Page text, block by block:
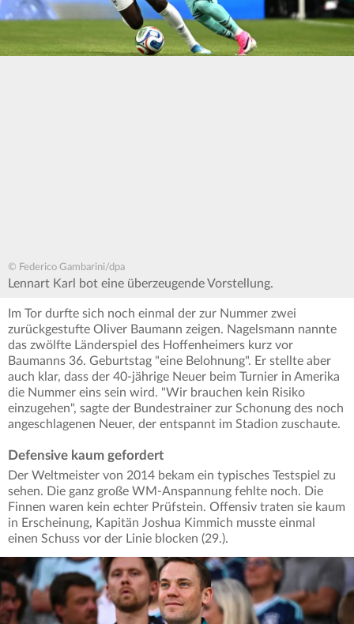
© Federico Gambarini/dpa
Lennart Karl bot eine überzeugende Vorstellung.
Im Tor durfte sich noch einmal der zur Nummer zwei
zurückgestufte Oliver Baumann zeigen. Nagelsmann nannte
das zwölfte Länderspiel des Hoffenheimers kurz vor
Baumanns 36. Geburtstag "eine Belohnung". Er stellte aber
auch klar, dass der 40-jährige Neuer beim Turnier in Amerika
die Nummer eins sein wird. "Wir brauchen kein Risiko
einzugehen", sagte der Bundestrainer zur Schonung des noch
angeschlagenen Neuer, der entspannt im Stadion zuschaute.
Defensive kaum gefordert
Der Weltmeister von 2014 bekam ein typisches Testspiel zu
sehen. Die ganz große WM-Anspannung fehlte noch. Die
Finnen waren kein echter Prüfstein. Offensiv traten sie kaum
in Erscheinung, Kapitän Joshua Kimmich musste einmal
einen Schuss vor der Linie blocken (29.).